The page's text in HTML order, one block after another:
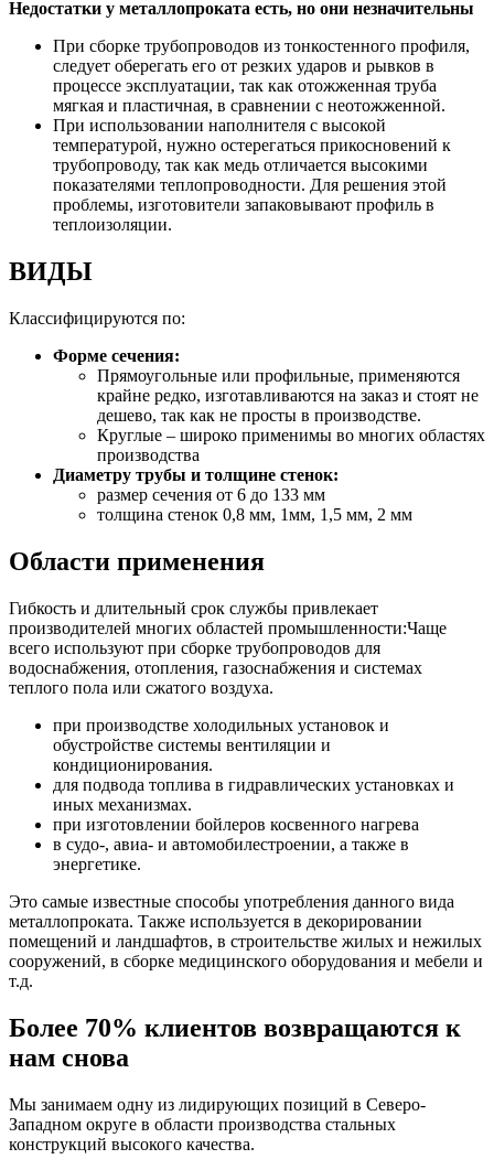
Недостатки у металлопроката есть, но они незначительны
При сборке трубопроводов из тонкостенного профиля,
следует оберегать его от резких ударов и рывков в
процессе эксплуатации, так как отожженная труба
мягкая и пластичная, в сравнении с неотожженной.
При использовании наполнителя с высокой
температурой, нужно остерегаться прикосновений к
трубопроводу, так как медь отличается высокими
показателями теплопроводности. Для решения этой
проблемы, изготовители запаковывают профиль в
теплоизоляции.
ВИДЫ
Классифицируются по:
Форме сечения:
Прямоугольные или профильные, применяются
крайне редко, изготавливаются на заказ и стоят не
дешево, так как не просты в производстве.
Круглые – широко применимы во многих областях
производства
Диаметру трубы и толщине стенок:
размер сечения от 6 до 133 мм
толщина стенок 0,8 мм, 1мм, 1,5 мм, 2 мм
Области применения
Гибкость и длительный срок службы привлекает
производителей многих областей промышленности:Чаще
всего используют при сборке трубопроводов для
водоснабжения, отопления, газоснабжения и системах
теплого пола или сжатого воздуха.
при производстве холодильных установок и
обустройстве системы вентиляции и
кондиционирования.
для подвода топлива в гидравлических установках и
иных механизмах.
при изготовлении бойлеров косвенного нагрева
в судо-, авиа- и автомобилестроении, а также в
энергетике.
Это самые известные способы употребления данного вида
металлопроката. Также используется в декорировании
помещений и ландшафтов, в строительстве жилых и нежилых
сооружений, в сборке медицинского оборудования и мебели и
т.д.
Более 70% клиентов возвращаются к
нам снова
Мы занимаем одну из лидирующих позиций в Северо-
Западном округе в области производства стальных
конструкций высокого качества.